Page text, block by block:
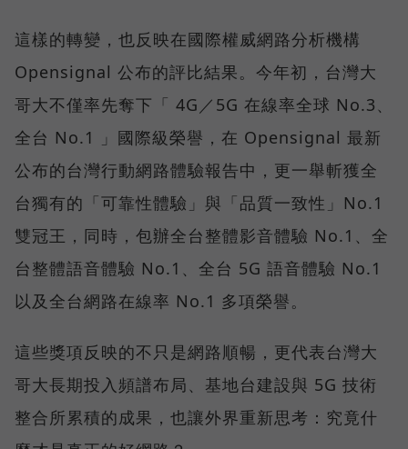
這樣的轉變，也反映在國際權威網路分析機構
Opensignal 公布的評比結果。今年初，台灣大
哥大不僅率先奪下「 4G／5G 在線率全球 No.3、
全台 No.1 」國際級榮譽，在 Opensignal 最新
公布的台灣行動網路體驗報告中，更一舉斬獲全
台獨有的「可靠性體驗」與「品質一致性」No.1
雙冠王，同時，包辦全台整體影音體驗 No.1、全
台整體語音體驗 No.1、全台 5G 語音體驗 No.1
以及全台網路在線率 No.1 多項榮譽。
這些獎項反映的不只是網路順暢，更代表台灣大
哥大長期投入頻譜布局、基地台建設與 5G 技術
整合所累積的成果，也讓外界重新思考：究竟什